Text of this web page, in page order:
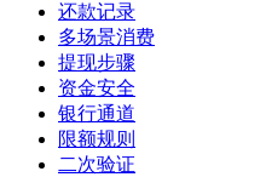
还款记录
多场景消费
提现步骤
资金安全
银行通道
限额规则
二次验证